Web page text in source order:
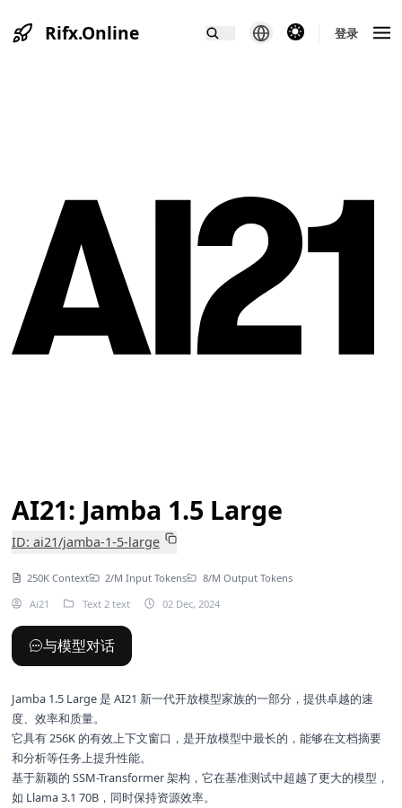
Rifx.Online theme switcher登录
AI21: Jamba 1.5 Large
ID: ai21/jamba-1-5-large
250K Context 2/M Input Tokens
8/M Output Tokens
Ai21
Text 2 text 02 Dec, 2024
与模型对话
Jamba 1.5 Large 是 AI21 新一代开放模型家族的一部分，提供卓越的速
度、效率和质量。
它具有 256K 的有效上下文窗口，是开放模型中最长的，能够在文档摘要
和分析等任务上提升性能。
基于新颖的 SSM-Transformer 架构，它在基准测试中超越了更大的模型，
如 Llama 3.1 70B，同时保持资源效率。